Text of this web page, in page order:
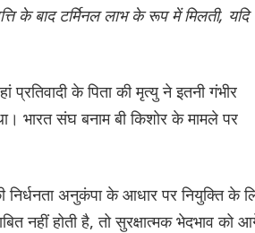
के बाद टर्मिनल लाभ के रूप में मिलती, यदि
प्रतिवादी के पिता की मृत्यु ने इतनी गंभीर
भारत संघ बनाम बी किशोर के मामले पर
अनुकंपा के आधार पर नियुक्ति के
नहीं होती है, तो सुरक्षात्मक भेदभाव को